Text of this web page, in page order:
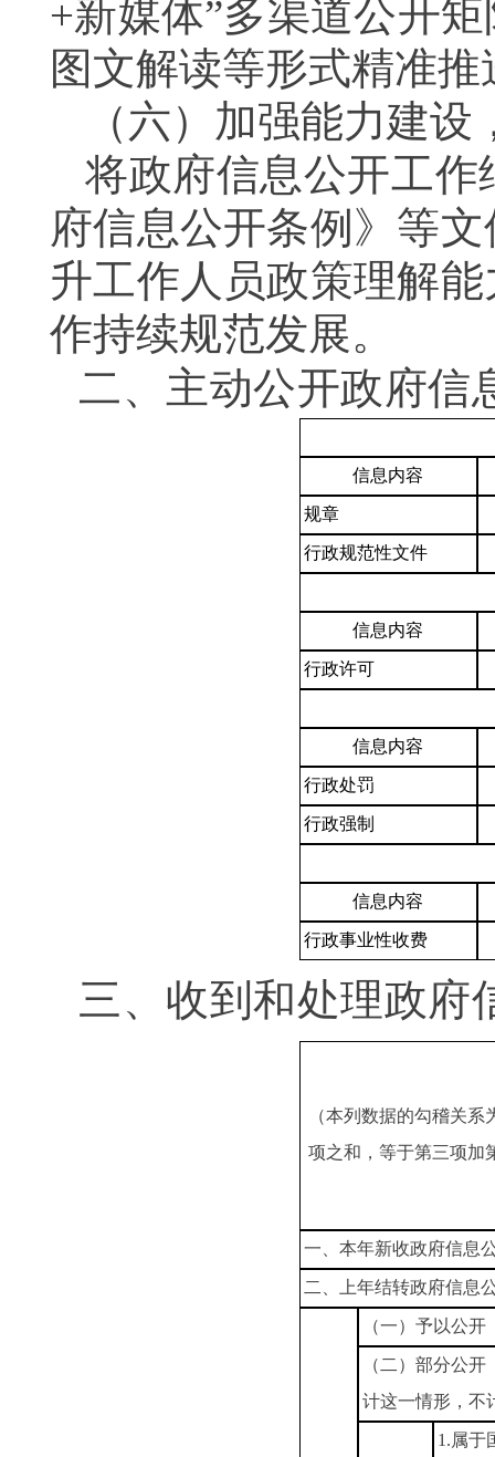
+新媒体”多渠道公开
图文解读等形式精准
（六）加强能力建
将政府信息公开工
府信息公开条例》等
升工作人员政策理解
作持续规范发展。
二、主动公开政府信
信息内容
规章
行政规范性文件
信息内容
行政许可
信息内容
行政处罚
行政强制
信息内容
行政事业性收费
三、收到和处理政府
（本列数据的勾稽关系
项之和，等于第三项加
一、本年新收政府信息
二、上年结转政府信息
（一）予以公开
（二）部分公
计这一情形，不
1.属于